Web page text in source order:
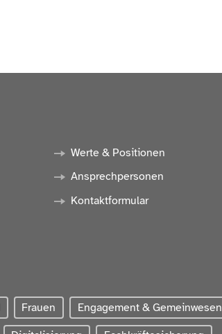
Werte & Positionen
Ansprechpersonen
Kontaktformular
Frauen Engagement & Gemeinwesen